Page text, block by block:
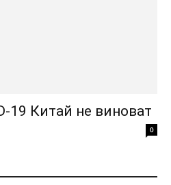
19 Китай не виноват
0